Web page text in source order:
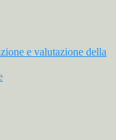
e valutazione della